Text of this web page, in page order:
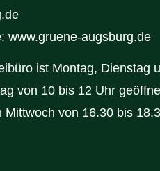
www.gruene-augsburg.de
ist Montag, Dienstag
von 10 bis 12 Uhr
Mittwoch von 16.30 bis